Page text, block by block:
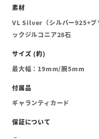
VL Silver（シルバー925+プ
ックジルコニア28石
最大幅：19mm/腕5mm
ギャランティカード